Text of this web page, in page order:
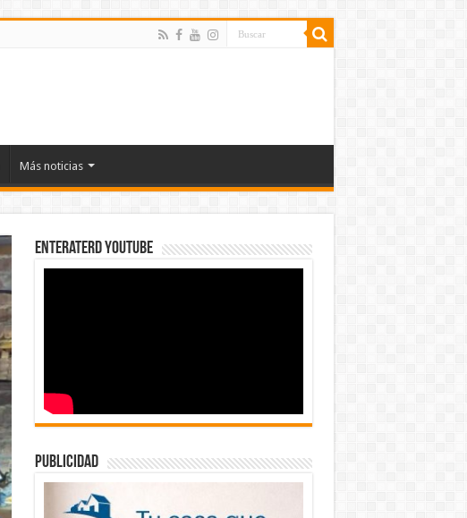
Más noticias
EnterateRD YOUTUBE
publicidad